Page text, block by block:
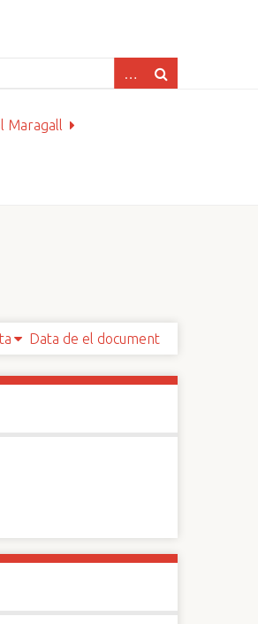
Maragall
Data de el document